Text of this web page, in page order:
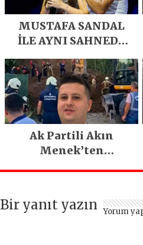
MUSTAFA SANDAL
İLE AYNI SAHNEDE
Ak Partili Akın
Menek’ten
Bir yanıt yazın Yorum